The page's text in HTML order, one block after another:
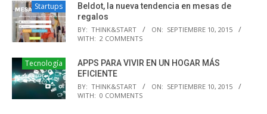
Startups
Beldot, la nueva tendencia en mesas de
regalos
BY: THINK&START ON: SEPTIEMBRE 10, 2015
WITH: 2 COMMENTS
Tecnología
APPS PARA VIVIR EN UN HOGAR MÁS
EFICIENTE
BY: THINK&START ON: SEPTIEMBRE 10, 2015
WITH: 0 COMMENTS